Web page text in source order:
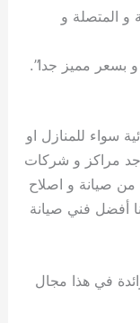
و المتصلة و
و بسعر مميز جدا”.
سواء للمنازل او
مراكز و شركات
صيانة و اصلاح
أفضل فني صيانة
في هذا مجال